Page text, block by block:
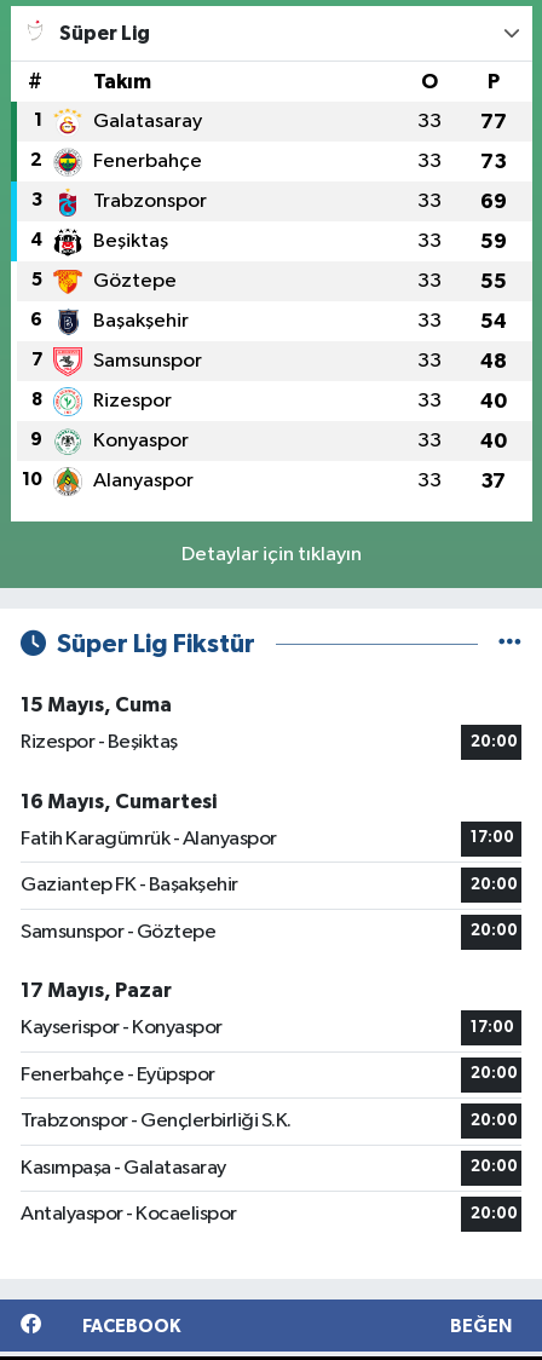
Süper Lig
# Takım O P
1 Galatasaray 33 77
2 Fenerbahçe 33 73
3 Trabzonspor 33 69
4 Beşiktaş 33 59
5 Göztepe 33 55
6 Başakşehir 33 54
7 Samsunspor 33 48
8 Rizespor 33 40
9 Konyaspor 33 40
10 Alanyaspor 33 37
Detaylar için tıklayın
Süper Lig Fikstür
15 Mayıs, Cuma
Rizespor - Beşiktaş
20:00
16 Mayıs, Cumartesi
Fatih Karagümrük - Alanyaspor
17:00
Gaziantep FK - Başakşehir 20:00
Samsunspor - Göztepe 20:00
17 Mayıs, Pazar
Kayserispor - Konyaspor
17:00
Fenerbahçe - Eyüpspor 20:00
Trabzonspor - Gençlerbirliği S.K. 20:00
Kasımpaşa - Galatasaray 20:00
Antalyaspor - Kocaelispor 20:00
FACEBOOK BEĞEN